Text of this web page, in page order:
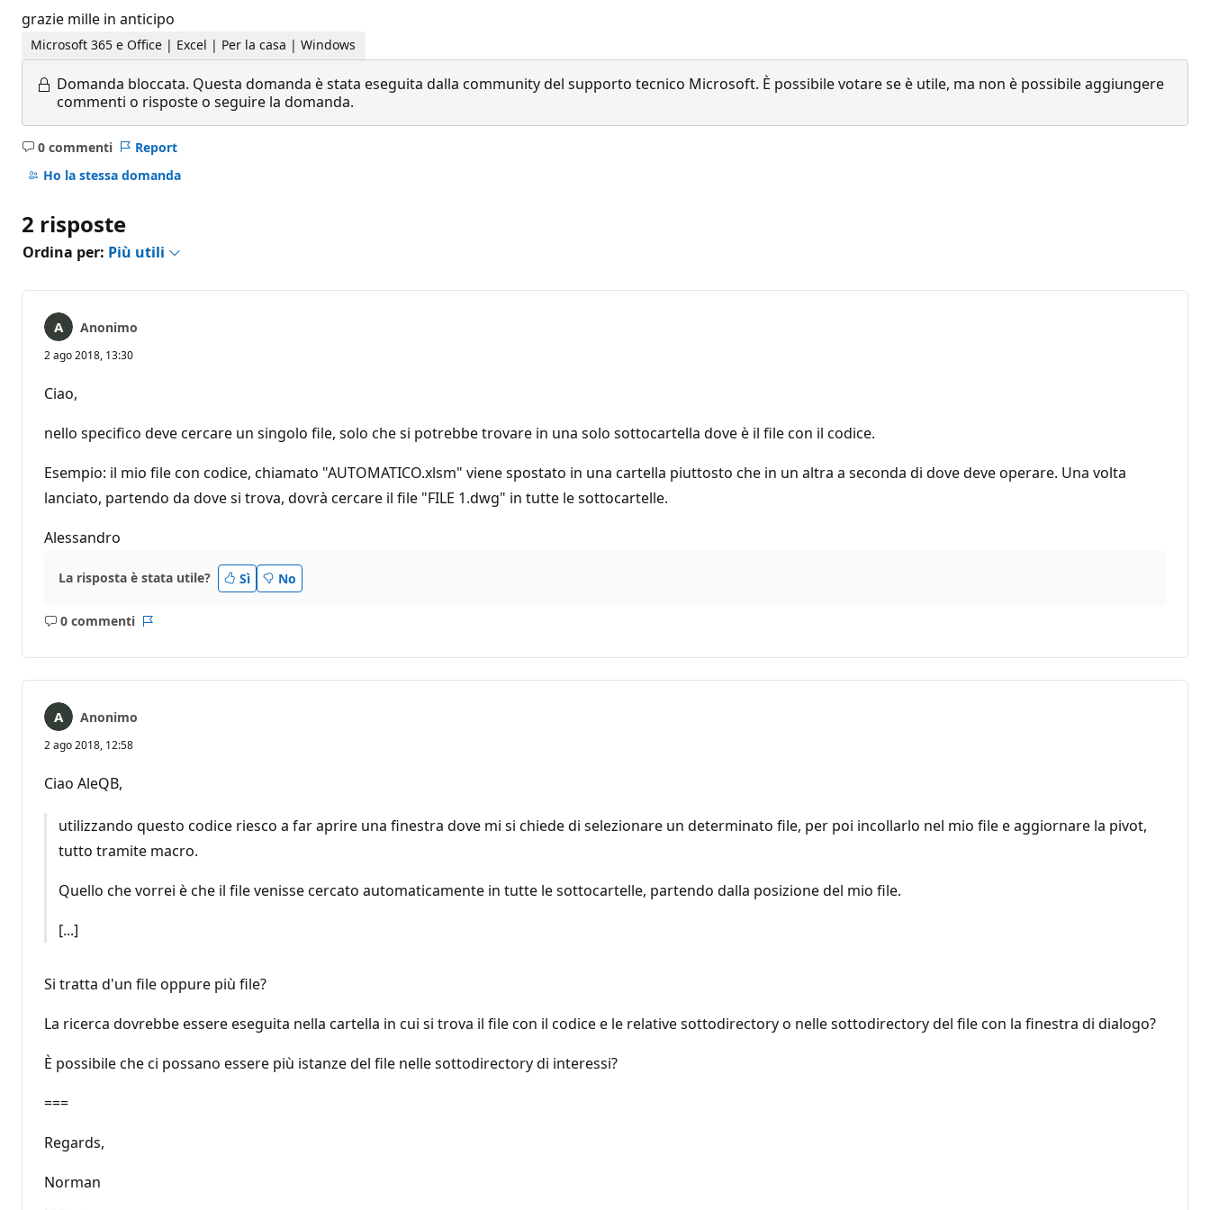
grazie mille in anticipo
Microsoft 365 e Office | Excel | Per la casa | Windows
Domanda bloccata. Questa domanda è stata eseguita dalla community del supporto tecnico Microsoft. È possibile votare se è utile, ma non è possibile aggiungere
commenti o risposte o seguire la domanda.
0 commenti
Nessun
commento
Report
Ho la stessa domanda
2 risposte
Ordina per: Più utili
Anonimo
2 ago 2018, 13:30
Ciao,
nello specifico deve cercare un singolo file, solo che si potrebbe trovare in una solo sottocartella dove è il file con il codice.
Esempio: il mio file con codice, chiamato "AUTOMATICO.xlsm" viene spostato in una cartella piuttosto che in un altra a seconda di dove deve operare. Una volta
lanciato, partendo da dove si trova, dovrà cercare il file "FILE 1.dwg" in tutte le sottocartelle.
Alessandro
La risposta è stata utile? Sì No
0 commenti
Nessun
Anonimo
2 ago 2018, 12:58
Ciao AleQB,
utilizzando questo codice riesco a far aprire una finestra dove mi si chiede di selezionare un determinato file, per poi incollarlo nel mio file e aggiornare la pivot,
tutto tramite macro.
Quello che vorrei è che il file venisse cercato automaticamente in tutte le sottocartelle, partendo dalla posizione del mio file.
[...]
Si tratta d'un file oppure più file?
La ricerca dovrebbe essere eseguita nella cartella in cui si trova il file con il codice e le relative sottodirectory o nelle sottodirectory del file con la finestra di dialogo?
È possibile che ci possano essere più istanze del file nelle sottodirectory di interessi?
===
Regards,
Norman